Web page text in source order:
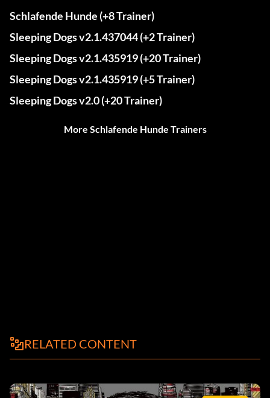
Schlafende Hunde (+8 Trainer)
Sleeping Dogs v2.1.437044 (+2 Trainer)
Sleeping Dogs v2.1.435919 (+20 Trainer)
Sleeping Dogs v2.1.435919 (+5 Trainer)
Sleeping Dogs v2.0 (+20 Trainer)
More Schlafende Hunde Trainers
RELATED CONTENT